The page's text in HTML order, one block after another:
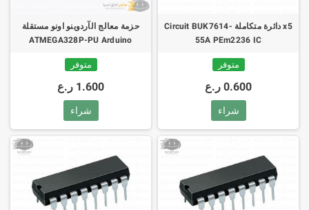
x5 دائرة متكاملة Circuit BUK7614-
55A PEm2236 IC
متوفر
0.600 ر.ع
شراء
حزمة معالج الآردوينو اونو مستقلة
ATMEGA328P-PU Arduino
crystal
متوفر
1.600 ر.ع
شراء